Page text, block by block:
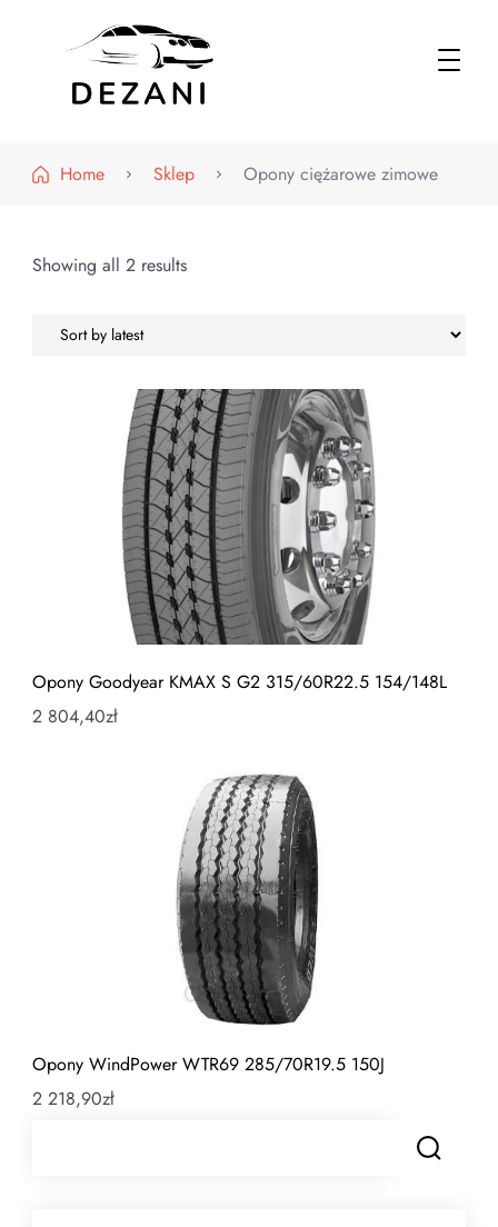
Home
Sklep Opony ciężarowe zimowe
Showing all 2 results
Opony Goodyear KMAX S G2 315/60R22.5 154/148L
2 804,40zł
Opony WindPower WTR69 285/70R19.5 150J
2 218,90zł